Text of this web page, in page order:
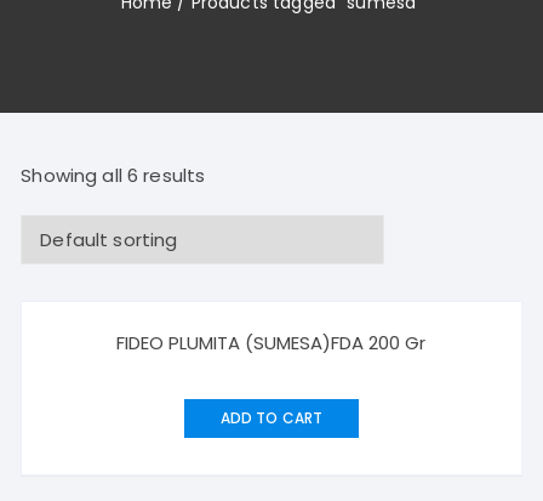
Showing all 6 results
FIDEO PLUMITA (SUMESA)FDA 200 Gr
ADD TO CART